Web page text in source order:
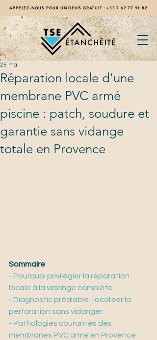
APPELEZ-NOUS POUR UN DEVIS GRATUIT : +33 7 67 77 91 82
Réparation locale d'une
membrane PVC armé
piscine : patch, soudure et
garantie sans vidange
totale en Provence
25 mai
Sommaire
- Pourquoi privilégier la réparation
locale à la vidange complète
- Diagnostic préalable : localiser la
perforation sans vidanger
- Pathologies courantes des
membranes PVC armé en Provence